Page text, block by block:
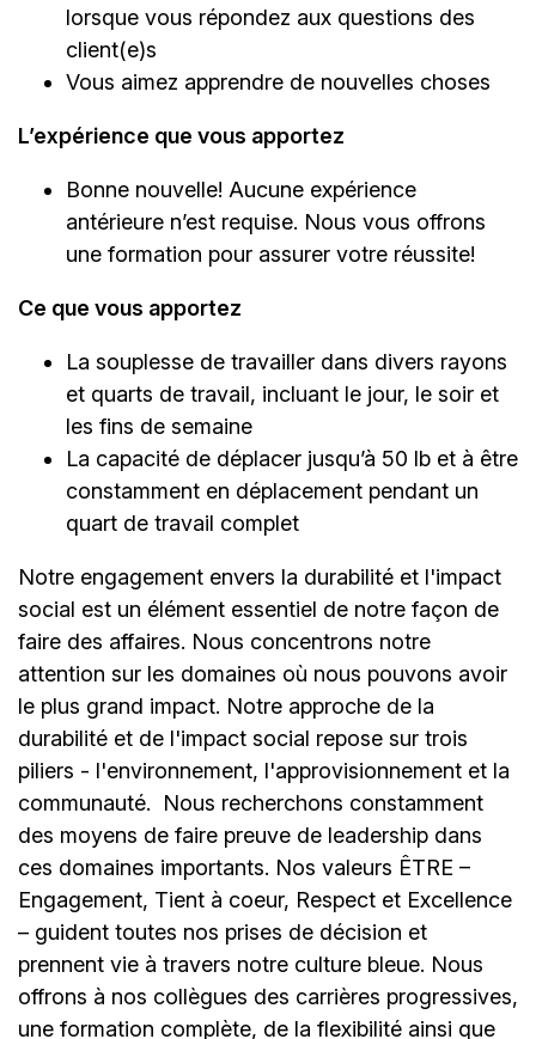
lorsque vous répondez aux questions des
client(e)s
Vous aimez apprendre de nouvelles choses
L’expérience que vous apportez
Bonne nouvelle! Aucune expérience
antérieure n’est requise. Nous vous offrons
une formation pour assurer votre réussite!
Ce que vous apportez
La souplesse de travailler dans divers rayons
et quarts de travail, incluant le jour, le soir et
les fins de semaine
La capacité de déplacer jusqu’à 50 lb et à être
constamment en déplacement pendant un
quart de travail complet
Notre engagement envers la durabilité et l'impact
social est un élément essentiel de notre façon de
faire des affaires. Nous concentrons notre
attention sur les domaines où nous pouvons avoir
le plus grand impact. Notre approche de la
durabilité et de l'impact social repose sur trois
piliers - l'environnement, l'approvisionnement et la
communauté.
Nous recherchons constamment
des moyens de faire preuve de leadership dans
ces domaines importants. Nos valeurs ÊTRE –
Engagement, Tient à coeur, Respect et Excellence
– guident toutes nos prises de décision et
prennent vie à travers notre culture bleue. Nous
offrons à nos collègues des carrières progressives,
une formation complète, de la flexibilité ainsi que